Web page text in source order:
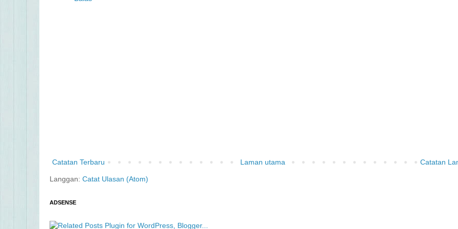
Catatan Terbaru Catatan
Laman utama
Langgan: Catat Ulasan (Atom)
ADSENSE